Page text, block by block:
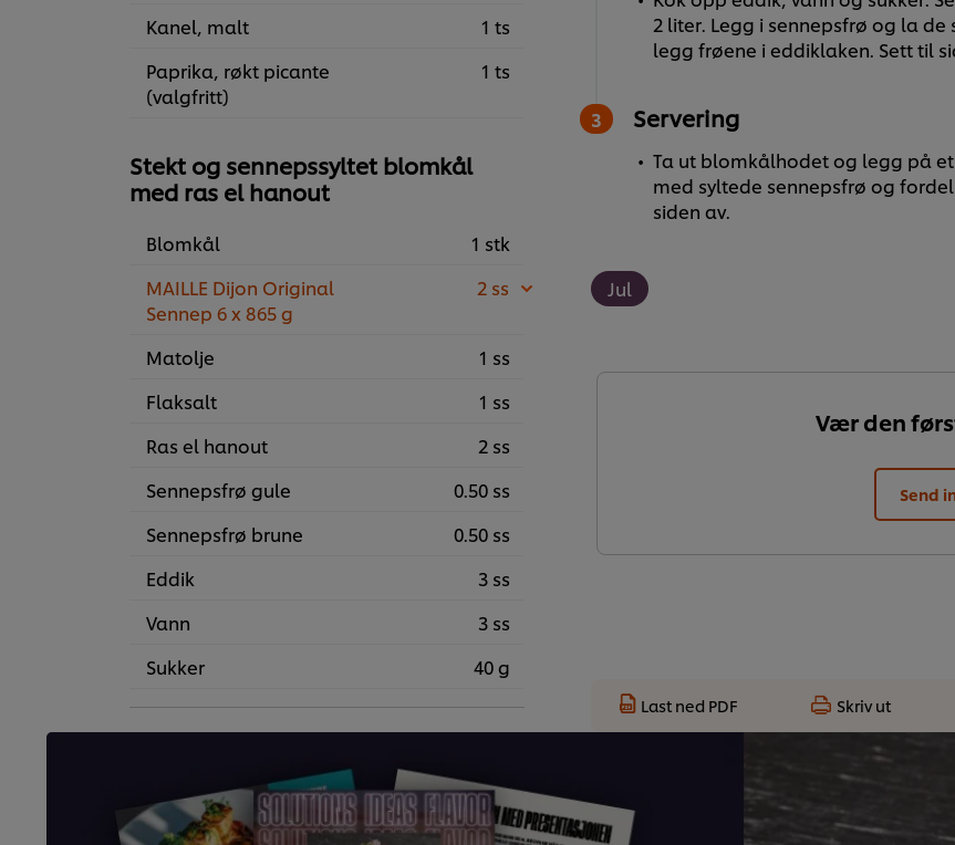
Kanel, malt
1 ts
Paprika, røkt picante
(valgfritt)
1 ts
Stekt og sennepssyltet blomkål
med ras el hanout
Blomkål
1 stk
MAILLE Dijon Original
Sennep 6 x 865 g
2 ss
Matolje
1 ss
Flaksalt
1 ss
Ras el hanout
2 ss
Sennepsfrø gule
0.50 ss
Sennepsfrø brune
0.50 ss
Eddik
3 ss
Vann
3 ss
Sukker
40 g
2 liter. Legg i sennepsfrø og la
legg frøene i eddiklaken. Sett til
Servering
Ta ut blomkålhodet og legg på
med syltede sennepsfrø og
siden av.
Jul
Vær den
Send
Last ned PDF Skriv ut